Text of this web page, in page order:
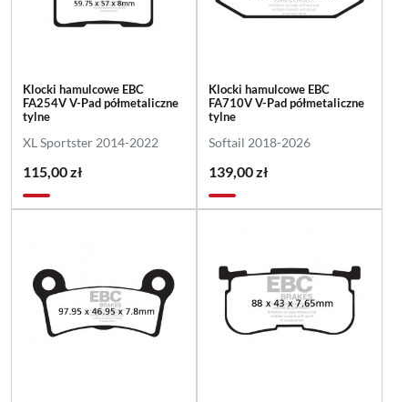
Klocki hamulcowe EBC
FA254V V-Pad półmetaliczne
tylne
XL Sportster 2014-2022
115,00 zł
Klocki hamulcowe EBC
FA710V V-Pad półmetaliczne
tylne
Softail 2018-2026
139,00 zł